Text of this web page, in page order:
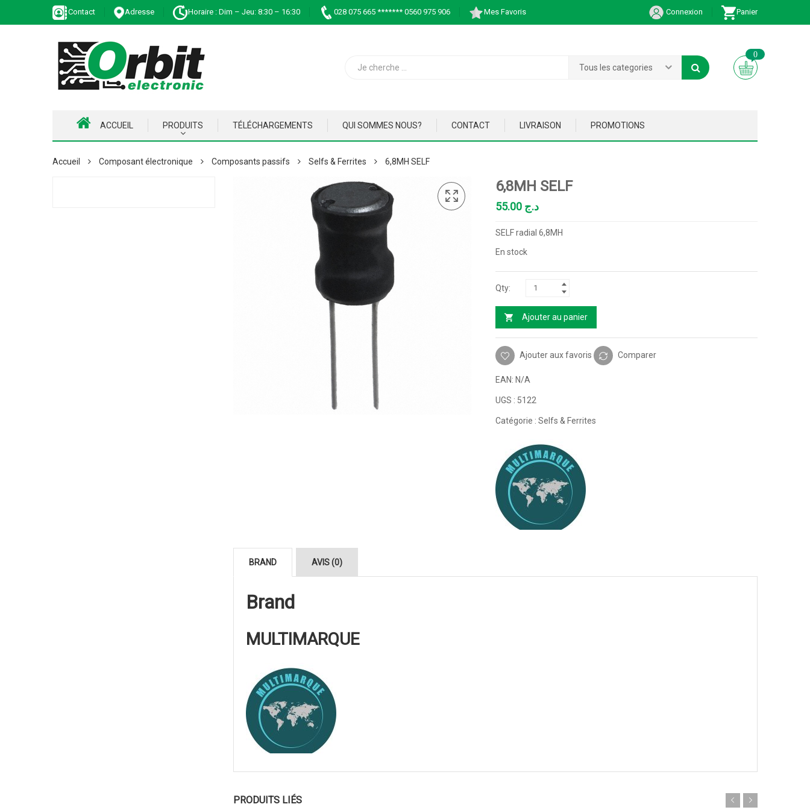
Contact Adresse Horaire : Dim – Jeu: 8:30 – 16:30 028 075 665 ******* 0560 975 906 Mes Favoris Connexion Panier
Tous les categories
0
ACCUEIL PRODUITS TÉLÉCHARGEMENTS QUI SOMMES NOUS? CONTACT LIVRAISON PROMOTIONS
Accueil Composant électronique Composants passifs Selfs & Ferrites 6,8MH SELF
6,8MH SELF
د.ج
SELF radial 6,8MH
En stock
Ajouter au panier
Ajouter aux favoris Comparer
EAN: N/A
UGS : 5122
Catégorie : Selfs & Ferrites
BRAND AVIS (0)
Brand
MULTIMARQUE
PRODUITS LIÉS